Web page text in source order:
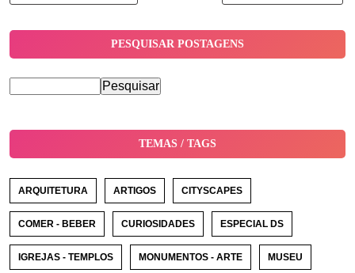
PESQUISAR POSTAGENS
TEMAS / TAGS
ARQUITETURA ARTIGOS CITYSCAPES
COMER - BEBER CURIOSIDADES ESPECIAL DS
IGREJAS - TEMPLOS MONUMENTOS - ARTE MUSEU